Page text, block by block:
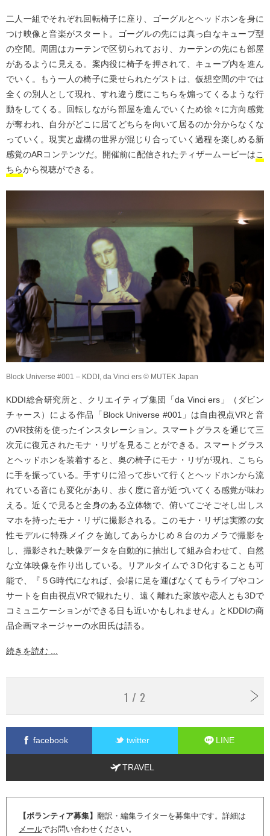
二人一組でそれぞれ回転椅子に座り、ゴーグルとヘッドホンを身に
つけ映像と音楽がスタート。ゴーグルの先には真っ白なキューブ型
の空間。周囲はカーテンで区切られており、カーテンの先にも部屋
があるように見える。案内役に椅子を押されて、キューブ内を進ん
でいく。もう一人の椅子に乗せられたゲストは、仮想空間の中では
全くの別人として現れ、すれ違う度にこちらを煽ってくるような行
動をしてくる。回転しながら部屋を進んでいくため徐々に方向感覚
が奪われ、自分がどこに居てどちらを向いて居るのか分からなくな
っていく。現実と虚構の世界が混じり合っていく過程を楽しめる新
感覚のARコンテンツだ。開催前に配信されたティザームービーはこ
ちらから視聴ができる。
Block Universe #001 – KDDI, da Vinci ers © MUTEK Japan
KDDI総合研究所と、クリエイティブ集団「da Vinci ers」（ダビン
チャース）による作品「Block Universe #001」は自由視点VRと音
のVR技術を使ったインスタレーション。スマートグラスを通じて三
次元に復元されたモナ・リザを見ることができる。スマートグラス
とヘッドホンを装着すると、奥の椅子にモナ・リザが現れ、こちら
に手を振っている。手すりに沿って歩いて行くとヘッドホンから流
れている音にも変化があり、歩く度に音が近づいてくる感覚が味わ
える。近くで見ると全身のある立体物で、俯いてごそごそし出しス
マホを持ったモナ・リザに撮影される。このモナ・リザは実際の女
性モデルに特殊メイクを施してあらかじめ８台のカメラで撮影を
し、撮影された映像データを自動的に抽出して組み合わせて、自然
な立体映像を作り出している。リアルタイムで３D化することも可
能で、『５G時代になれば、会場に足を運ばなくてもライブやコン
サートを自由視点VRで観れたり、遠く離れた家族や恋人とも3Dで
コミュニケーションができる日も近いかもしれません』とKDDIの商
品企画マネージャーの水田氏は語る。
続きを読む ...
1 / 2
facebook twitter LINE
TRAVEL
【ボランティア募集】 翻訳・編集ライターを募集中です。詳細は
メールでお問い合わせください。